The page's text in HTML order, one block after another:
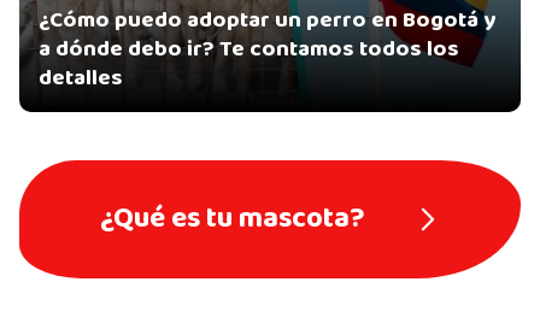
¿Cómo puedo adoptar un perro en Bogotá y
a dónde debo ir? Te contamos todos los
detalles
¿Qué es tu mascota?